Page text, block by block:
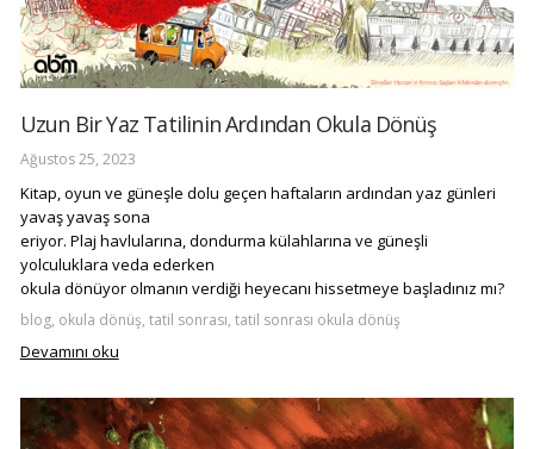
Uzun Bir Yaz Tatilinin Ardından Okula Dönüş
Ağustos 25, 2023
Kitap, oyun ve güneşle dolu geçen haftaların ardından yaz günleri
yavaş yavaş sona
eriyor. Plaj havlularına, dondurma külahlarına ve güneşli
yolculuklara veda ederken
okula dönüyor olmanın verdiği heyecanı hissetmeye başladınız mı?
blog, okula dönüş, tatil sonrası, tatil sonrası okula dönüş
Devamını oku